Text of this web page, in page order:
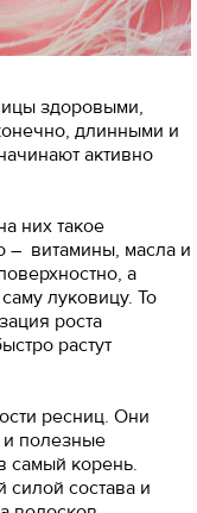
здоровыми,
длинными и
активно
них такое
– витамины, масла и
а
луковицу. То
роста
растут
ресниц. Они
и полезные
самый корень.
состава и